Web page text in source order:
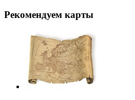
Рекомендуем карты